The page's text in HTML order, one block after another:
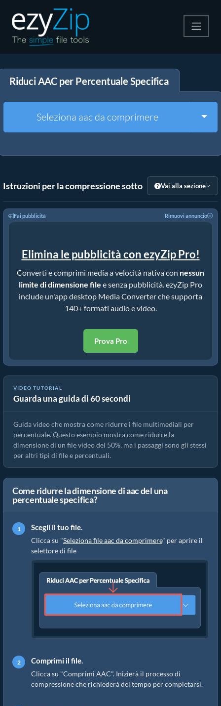
Decomprimi
Altri strumenti
Riduci AAC per Percentuale Specifica
Seleziona aac da comprimere
Istruzioni per la compressione sotto Vai alla sezione
Fai pubblicità Rimuovi annuncio
Elimina le pubblicità con ezyZip Pro!
Converti e comprimi media a velocità nativa con nessun
limite di dimensione file e senza pubblicità. ezyZip Pro
include un'app desktop Media Converter che supporta
140+ formati audio e video.
Prova Pro
VIDEO TUTORIAL
Guarda una guida di 60 secondi
Come Ridurre i File Multimediali per Percentuale (Guida Semplice)
Guida video che mostra come ridurre i file multimediali per
percentuale. Questo esempio mostra come ridurre la
dimensione di un file video del 50%, ma i passaggi sono gli stessi
per altri tipi di file e percentuali.
Come ridurre la dimensione di aac del una
percentuale specifica?
Scegli il tuo file.
Clicca su "Seleziona file aac da comprimere" per aprire il
selettore di file
Comprimi il file.
Clicca su "Comprimi AAC". Inizierà il processo di
compressione che richiederà del tempo per completarsi.